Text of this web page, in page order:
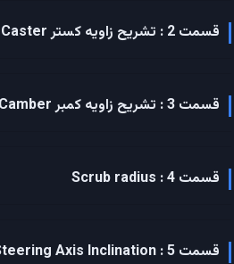
قسمت 2 : تشریح زاویه کستر Caster
قسمت 3 : تشریح زاویه کمبر Camber
قسمت 4 : Scrub radius
قسمت 5 : Steering Axis Inclination